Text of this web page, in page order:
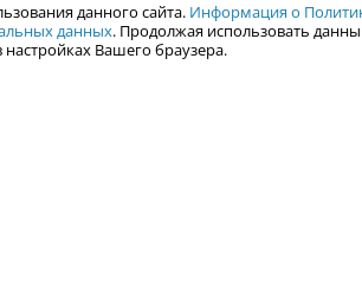
данного сайта. Информация о
данных. Продолжая использовать
Вашего браузера.